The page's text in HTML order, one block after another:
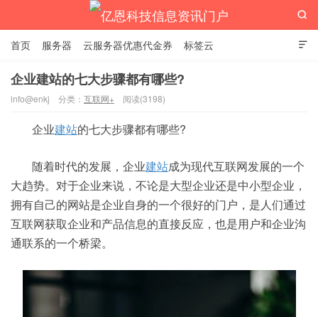

首页 服务器 云服务器优惠代金券 标签云

企业建站的七大步骤都有哪些?
info@enkj 分类： 互联网+ 阅读(3198)
企业建站的七大步骤都有哪些?
随着时代的发展，企业建站成为现代互联网发展的一个
大趋势。对于企业来说，不论是大型企业还是中小型企业，
拥有自己的网站是企业自身的一个很好的门户，是人们通过
互联网获取企业和产品信息的直接反应，也是用户和企业沟
通联系的一个桥梁。